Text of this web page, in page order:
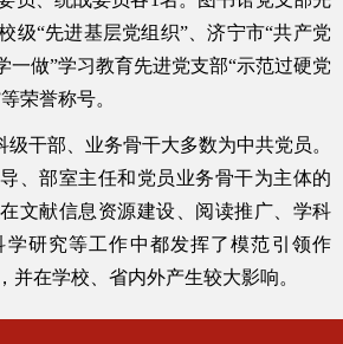
级“先进基层党组织”、济宁市“共产党
一做”学习教育先进党支部“示范过硬党
等荣誉称号。
级干部、业务骨干大多数为中共党员。
、部室主任和党员业务骨干为主体的
文献信息资源建设、阅读推广、学科
研究等工作中都发挥了模范引领作
并在学校、省内外产生较大影响。